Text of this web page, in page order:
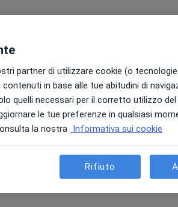
Ago
Domani
9 Ago
Lun,
10 Ago
Mar,
11 Ago
di attivare le prenotazioni
partner di utilizzare cookie (o
in base alle tue abitudini di
quelli necessari per il corretto utilizzo
le tue preferenze in qualsiasi
la nostra Informativa sui cookie
Rifiuto